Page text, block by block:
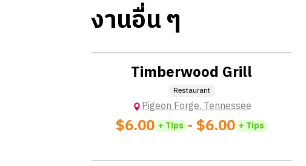
งานอื่น ๆLocation: No  Charge
Timberwood Grill
Restaurant
Pigeon Forge,Tennessee
$6.00 + Tips - $6.00 + Tips